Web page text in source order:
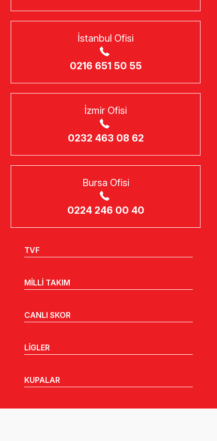
İstanbul Ofisi
0216 651 50 55
İzmir Ofisi
0232 463 08 62
Bursa Ofisi
0224 246 00 40
TVF
MİLLİ TAKIM
CANLI SKOR
LİGLER
KUPALAR